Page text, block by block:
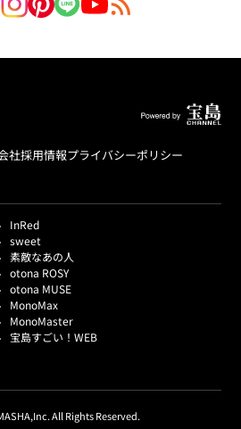
社採用情報プライバシーポリシー
InRed
sweet
素敵なあの人
otona ROSY
otona MUSE
MonoMax
MonoMaster
宝島すごい！WEB
All Rights Reserved.